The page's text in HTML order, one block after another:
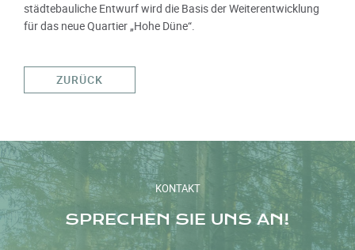
städtebauliche Entwurf wird die Basis der Weiterentwicklung
für das neue Quartier „Hohe Düne“.
ZURÜCK
KONTAKT
SPRECHEN SIE UNS AN!